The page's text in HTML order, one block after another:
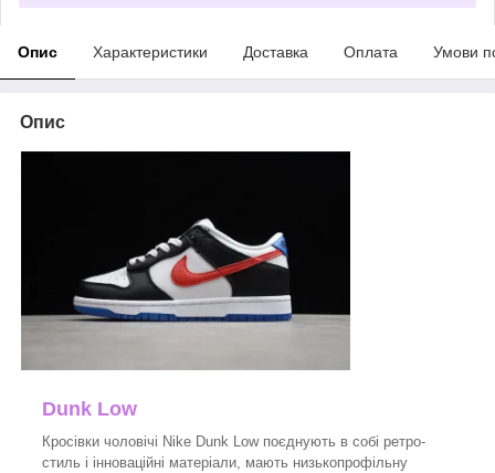
Опис Характеристики Доставка Оплата Умови
Опис
Dunk Low
Кросівки чоловічі Nike Dunk Low поєднують в собі ретро-
стиль і інноваційні матеріали, мають низькопрофільну